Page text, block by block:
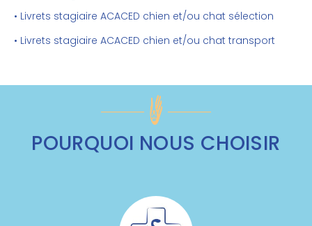
• Livrets stagiaire ACACED chien et/ou chat sélection
• Livrets stagiaire ACACED chien et/ou chat transport
POURQUOI NOUS CHOISIR